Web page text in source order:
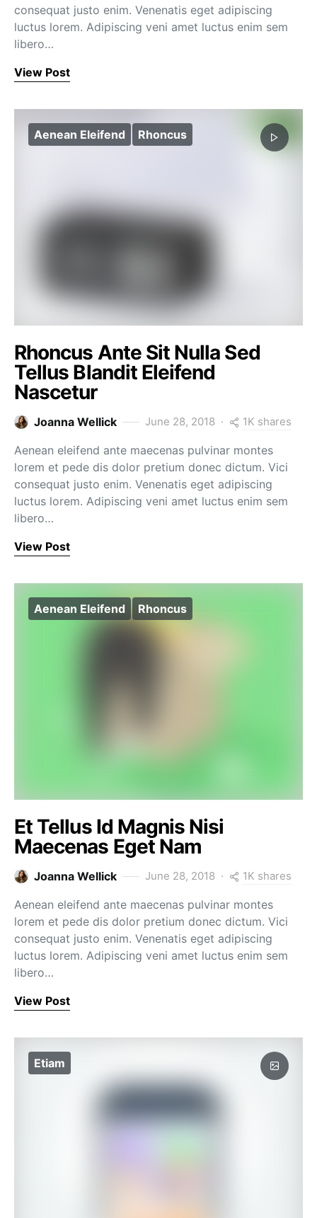
consequat justo enim. Venenatis eget adipiscing
luctus lorem. Adipiscing veni amet luctus enim sem
libero…
View Post
Aenean Eleifend Rhoncus
Rhoncus Ante Sit Nulla Sed
Tellus Blandit Eleifend
Nascetur
Joanna Wellick June 28, 2018 1K shares
Aenean eleifend ante maecenas pulvinar montes
lorem et pede dis dolor pretium donec dictum. Vici
consequat justo enim. Venenatis eget adipiscing
luctus lorem. Adipiscing veni amet luctus enim sem
libero…
View Post
Aenean Eleifend Rhoncus
Et Tellus Id Magnis Nisi
Maecenas Eget Nam
Joanna Wellick June 28, 2018 1K shares
Aenean eleifend ante maecenas pulvinar montes
lorem et pede dis dolor pretium donec dictum. Vici
consequat justo enim. Venenatis eget adipiscing
luctus lorem. Adipiscing veni amet luctus enim sem
libero…
View Post
Etiam